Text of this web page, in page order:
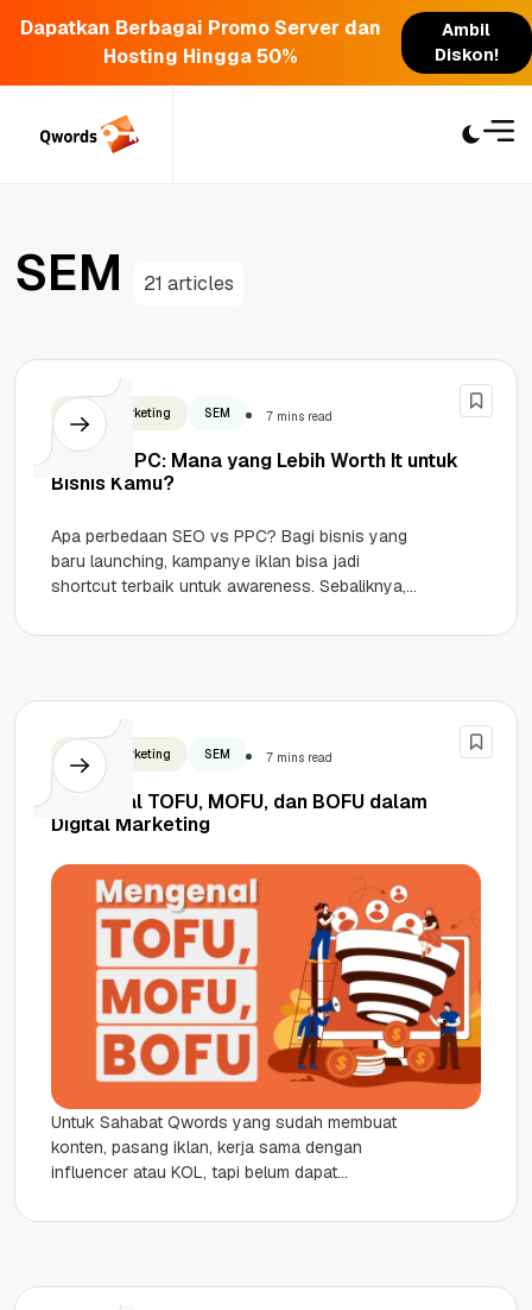
Dapatkan Berbagai Promo Server dan
Hosting Hingga 50%
Ambil
Diskon!
SEM 21 articles
Digital Marketing SEM 7 mins read
SEO vs PPC: Mana yang Lebih Worth It untuk
Bisnis Kamu?
Apa perbedaan SEO vs PPC? Bagi bisnis yang
baru launching, kampanye iklan bisa jadi
shortcut terbaik untuk awareness. Sebaliknya,
Digital Marketing SEM 7 mins read
Mengenal TOFU, MOFU, dan BOFU dalam
Digital Marketing
Untuk Sahabat Qwords yang sudah membuat
konten, pasang iklan, kerja sama dengan
influencer atau KOL, tapi belum dapat